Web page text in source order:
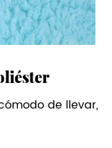
de llevar,